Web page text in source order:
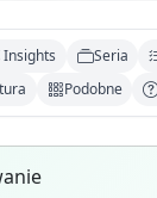
Insights Seria
Podobne